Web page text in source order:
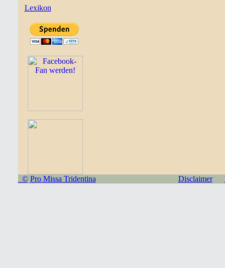
Lexikon
© Pro Missa Tridentina Disclaimer